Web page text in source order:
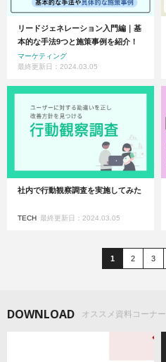
リードジェネレーション入門編｜基
本的な手法9つと施策事例を紹介！
マーケティング
最終更新日：2024.03.05
社内で行動観察調査を実施してみた
TECH 最終更新日：2024.03.05
1 2 3
DOWNLOAD オススメ資料コーナー